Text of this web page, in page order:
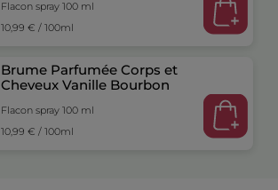
Flacon spray 100 ml
10,99 € / 100ml
Brume Parfumée Corps et
Cheveux Vanille Bourbon
Flacon spray 100 ml
10,99 € / 100ml